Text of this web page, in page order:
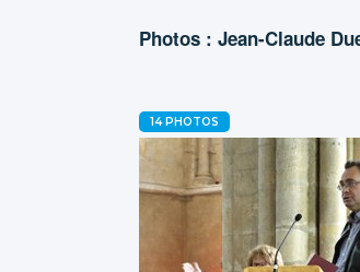
Photos : Jean-Claude
14 PHOTOS